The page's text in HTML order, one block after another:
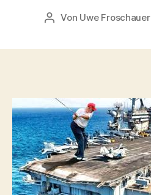
Beitragsautor
Von Uwe Froschauer